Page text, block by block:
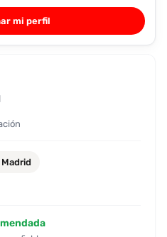
mi perfil
Madrid